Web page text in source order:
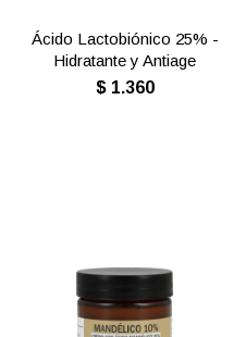
Ácido Lactobiónico 25% -
Hidratante y Antiage
$ 1.360